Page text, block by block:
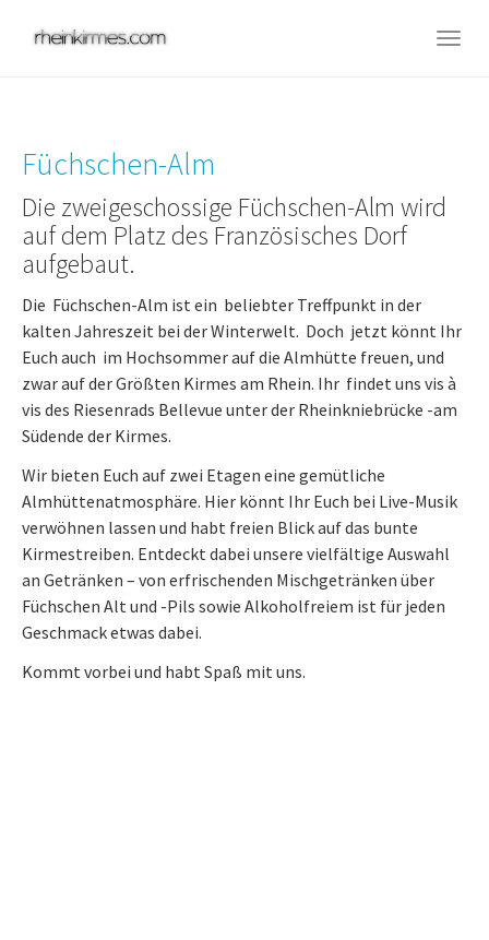
Füchschen-Alm
Die zweigeschossige Füchschen-Alm wird
auf dem Platz des Französisches Dorf
aufgebaut.
Die Füchschen-Alm ist ein beliebter Treffpunkt in der
kalten Jahreszeit bei der Winterwelt. Doch jetzt könnt Ihr
Euch auch im Hochsommer auf die Almhütte freuen, und
zwar auf der Größten Kirmes am Rhein. Ihr findet uns vis à
vis des Riesenrads Bellevue unter der Rheinkniebrücke -am
Südende der Kirmes.
Wir bieten Euch auf zwei Etagen eine gemütliche
Almhüttenatmosphäre. Hier könnt Ihr Euch bei Live-Musik
verwöhnen lassen und habt freien Blick auf das bunte
Kirmestreiben. Entdeckt dabei unsere vielfältige Auswahl
an Getränken – von erfrischenden Mischgetränken über
Füchschen Alt und -Pils sowie Alkoholfreiem ist für jeden
Geschmack etwas dabei.
Kommt vorbei und habt Spaß mit uns.